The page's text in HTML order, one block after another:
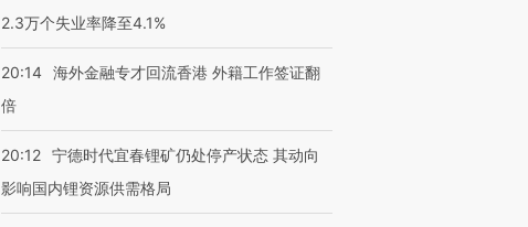
2.3万个失业率降至4.1%
20:14 海外金融专才回流香港 外籍工作签证翻
倍
20:12 宁德时代宜春锂矿仍处停产状态 其动向
影响国内锂资源供需格局